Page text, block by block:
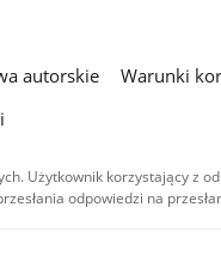
autorskie Warunki
Użytkownik korzystający z
odpowiedzi na
są